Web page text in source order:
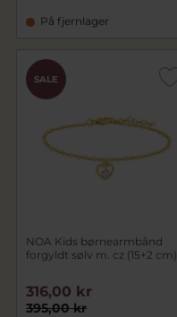
På fjernlager
SALE
NOA Kids børnearmbånd
forgyldt sølv m. cz (15+2 cm)
395,00 kr
316,00 kr